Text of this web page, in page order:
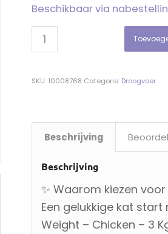
Beschikbaar via
SKU: 10008768 Categorie: Droogvoer
Beschrijving
Beschrijving
✨ Waarom kiezen voor
Een gelukkige kat start
Weight – Chicken – 3